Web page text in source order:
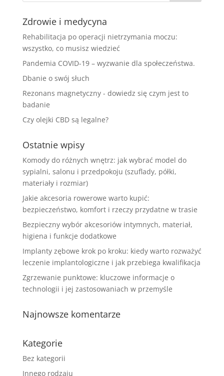
Zdrowie i medycyna
Rehabilitacja po operacji nietrzymania moczu:
wszystko, co musisz wiedzieć
Pandemia COVID-19 – wyzwanie dla społeczeństwa.
Dbanie o swój słuch
Rezonans‌ ‌magnetyczny‌ ‌-‌ ‌dowiedz‌ ‌się‌ ‌czym‌ ‌jest‌ ‌to‌
‌badanie‌
Czy olejki CBD są legalne?
Ostatnie wpisy
Komody do różnych wnętrz: jak wybrać model do
sypialni, salonu i przedpokoju (szuflady, półki,
materiały i rozmiar)
Jakie akcesoria rowerowe warto kupić:
bezpieczeństwo, komfort i rzeczy przydatne w trasie
Bezpieczny wybór akcesoriów intymnych, materiał,
higiena i funkcje dodatkowe
Implanty zębowe krok po kroku: kiedy warto rozważyć
leczenie implantologiczne i jak przebiega kwalifikacja
Zgrzewanie punktowe: kluczowe informacje o
technologii i jej zastosowaniach w przemyśle
Najnowsze komentarze
Kategorie
Bez kategorii
Innego rodzaju